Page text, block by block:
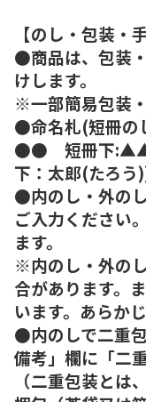
【のし・包装・
●商品は、包装
けします。
※一部簡易包装
●命名札(短冊の
●● 短冊下:▲▲
下：太郎(たろう
●内のし・外の
ご入力ください
ます。
※内のし・外の
合があります。
います。あらか
●内のしで二重
備考」欄に「二
（二重包装とは